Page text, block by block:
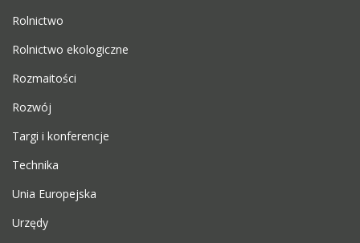
Rolnictwo
Rolnictwo ekologiczne
Rozmaitości
Rozwój
Targi i konferencje
Technika
Unia Europejska
Urzędy